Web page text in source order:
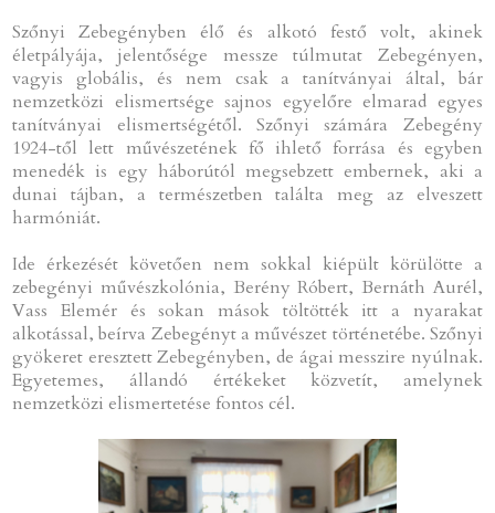
Szőnyi Zebegényben élő és alkotó festő volt, akinek
életpályája, jelentősége messze túlmutat Zebegényen,
vagyis globális, és nem csak a tanítványai által, bár
nemzetközi elismertsége sajnos egyelőre elmarad egyes
tanítványai elismertségétől. Szőnyi számára Zebegény
1924-től lett művészetének fő ihlető forrása és egyben
menedék is egy háborútól megsebzett embernek, aki a
dunai tájban, a természetben találta meg az elveszett
harmóniát.
Ide érkezését követően nem sokkal kiépült körülötte a
zebegényi művészkolónia, Berény Róbert, Bernáth Aurél,
Vass Elemér és sokan mások töltötték itt a nyarakat
alkotással, beírva Zebegényt a művészet történetébe. Szőnyi
gyökeret eresztett Zebegényben, de ágai messzire nyúlnak.
Egyetemes, állandó értékeket közvetít, amelynek
nemzetközi elismertetése fontos cél.